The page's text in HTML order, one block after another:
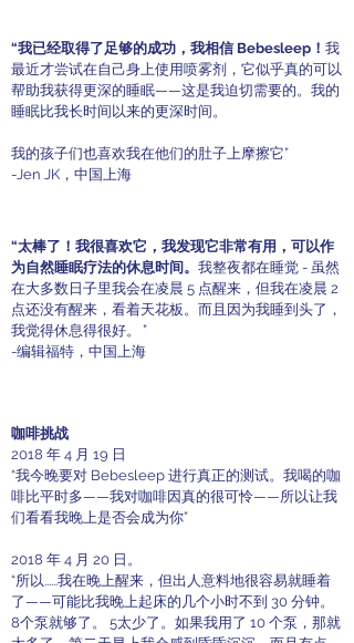
“我已经取得了足够的成功，我相信 Bebesleep！ 我
最近才尝试在自己身上使用喷雾剂，它似乎真的可以
帮助我获得更深的睡眠——这是我迫切需要的。我的
睡眠比我长时间以来的更深时间。
我的孩子们也喜欢我在他们的肚子上摩擦它”
-Jen JK，中国上海
“太棒了！我很喜欢它，我发现它非常有用，可以作
为自然睡眠疗法的休息时间。 我整夜都在睡觉 - 虽然
在大多数日子里我会在凌晨 5 点醒来，但我在凌晨 2
点还没有醒来，看着天花板。而且因为我睡到头了，
我觉得休息得很好。
”
-编辑福特，中国上海
咖啡挑战
2018 年 4 月 19 日
“我今晚要对 Bebesleep 进行真正的测试。我喝的咖
啡比平时多——我对咖啡因真的很可怜——所以让我
们看看我晚上是否会成为你”
2018 年 4 月 20 日。
“所以......我在晚上醒来，但出人意料地很容易就睡着
了——可能比我晚上起床的几个小时不到 30 分钟。
8个泵就够了。 5太少了。如果我用了 10 个泵，那就